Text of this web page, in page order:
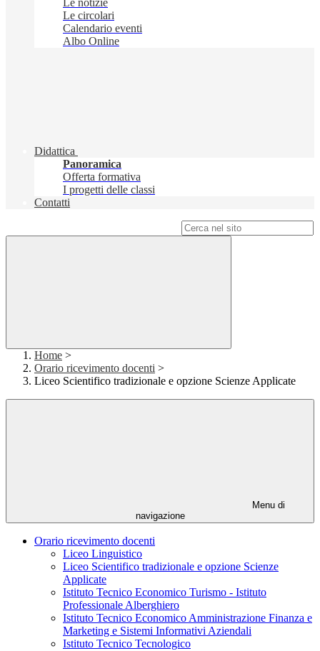
Le notizie
Le circolari
Calendario eventi
Albo Online
Didattica
Panoramica
Offerta formativa
I progetti delle classi
Contatti
Home >
Orario ricevimento docenti >
Liceo Scientifico tradizionale e opzione Scienze Applicate
Menu di
navigazione
Orario ricevimento docenti
Liceo Linguistico
Liceo Scientifico tradizionale e opzione Scienze
Applicate
Istituto Tecnico Economico Turismo - Istituto
Professionale Alberghiero
Istituto Tecnico Economico Amministrazione Finanza e
Marketing e Sistemi Informativi Aziendali
Istituto Tecnico Tecnologico